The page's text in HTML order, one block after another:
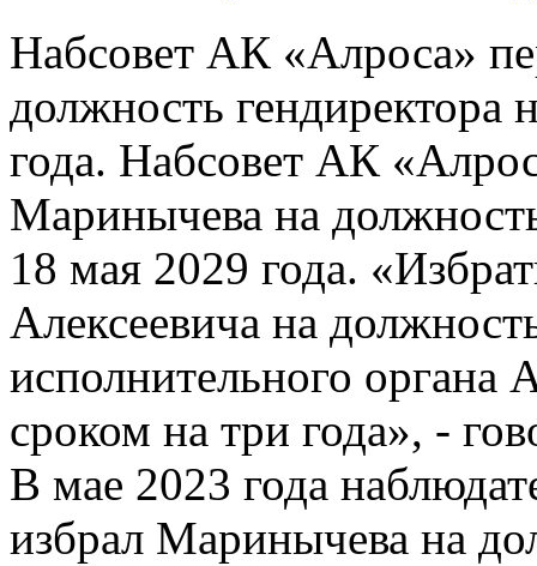
Набсовет АК «Алроса»
должность гендиректора
года. Набсовет АК
Маринычева на
18 мая 2029 года.
Алексеевича на
исполнительного органа
сроком на три года», -
В мае 2023 года
избрал Маринычева на